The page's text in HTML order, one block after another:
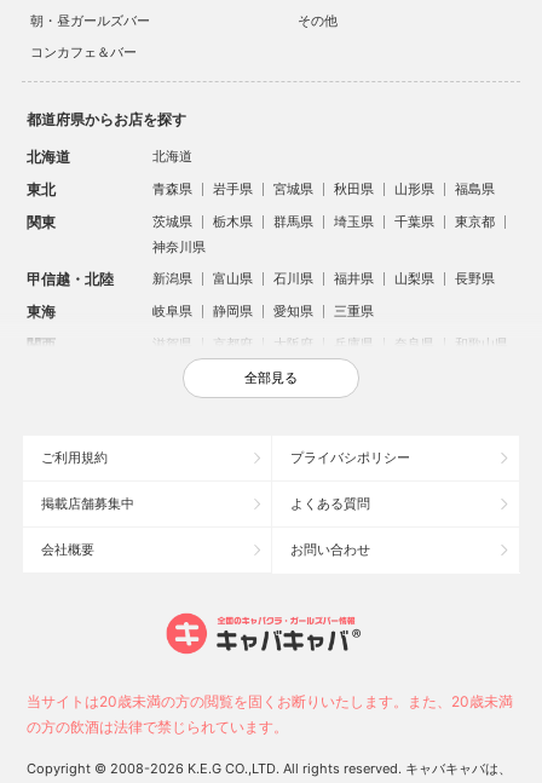
朝・昼ガールズバー
その他
コンカフェ＆バー
都道府県からお店を探す
北海道 北海道
東北 青森県 岩手県 宮城県 秋田県 山形県 福島県
関東 茨城県 栃木県 群馬県 埼玉県 千葉県
東京都
神奈川県
甲信越・北陸 新潟県 富山県 石川県 福井県 山梨県 長野県
東海 岐阜県 静岡県 愛知県 三重県
関西 滋賀県 京都府 大阪府 兵庫県 奈良県 和歌山県
鳥取県 島根県 岡山県 広島県
沖縄県
大宮のキャバクラ
新潟市のキャバクラ
高崎市のキャバクラ
新潟駅前のキャバクラ
全部見る
ご利用規約 プライバシポリシー
掲載店舗募集中 よくある質問
会社概要 お問い合わせ
当サイトは20歳未満の方の閲覧を固くお断りいたします。また、20歳未満
の方の飲酒は法律で禁じられています。
Copyright © 2008-2026 K.E.G CO.,LTD. All rights reserved. キャバキャバは、